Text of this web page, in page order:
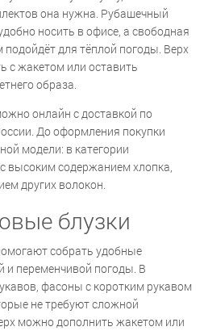
она нужна. Рубашечный
носить в офисе, а свободная
для тёплой погоды. Верх
с жакетом или оставить
образа.
онлайн с доставкой по
До оформления покупки
модели: в категории
высоким содержанием хлопка,
других волокон.
блузки
собрать удобные
и переменчивой погоды. В
фасоны с коротким рукавом
не требуют сложной
можно дополнить жакетом или